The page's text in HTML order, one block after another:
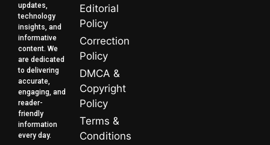
updates,
technology
insights, and
informative
content. We
are dedicated
to delivering
accurate,
engaging, and
reader-
friendly
information
every day.
Editorial
Policy
Correction
Policy
DMCA &
Copyright
Policy
Terms &
Conditions